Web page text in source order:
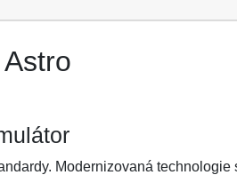
Modernizovaná